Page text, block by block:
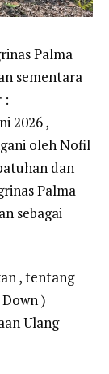
Palma
sementara
:
2026 ,
oleh Nofil
dan
Palma
sebagai
, tentang
)
Ulang